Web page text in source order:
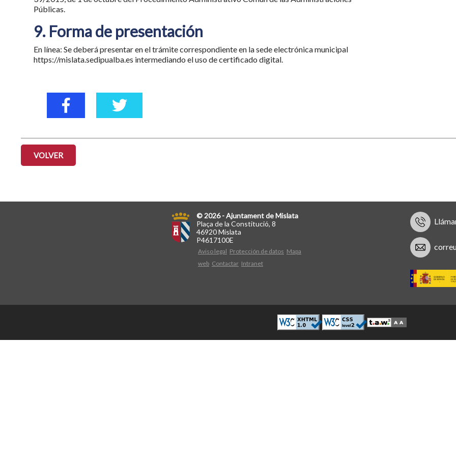
Públicas.
9. Forma de presentación
En línea: Se deberá presentar en el trámite correspondiente en la sede electrónica municipal
https://mislata.sedipualba.es intermediando el uso de certificado digital.
VOLVER
© 2026 - Ajuntament de Mislata
Plaça de la Constitució, 8
46920 Mislata
P4617100E
Aviso legal Protección de datos Mapa
web Contactar Intranet